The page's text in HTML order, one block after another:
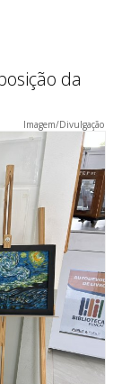
da
Imagem/Divulgação